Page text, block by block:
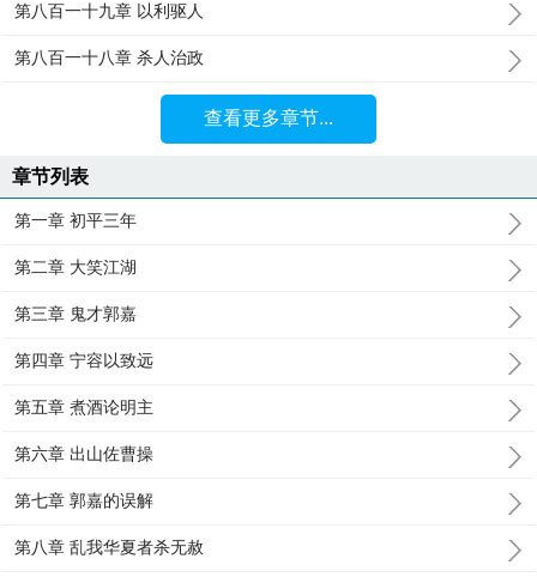
第八百一十九章 以利驱人
第八百一十八章 杀人治政
查看更多章节...
章节列表
第一章 初平三年
第二章 大笑江湖
第三章 鬼才郭嘉
第四章 宁容以致远
第五章 煮酒论明主
第六章 出山佐曹操
第七章 郭嘉的误解
第八章 乱我华夏者杀无赦